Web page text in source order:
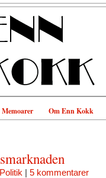
Memoarer Om Enn Kokk
Politik | 5 kommentarer